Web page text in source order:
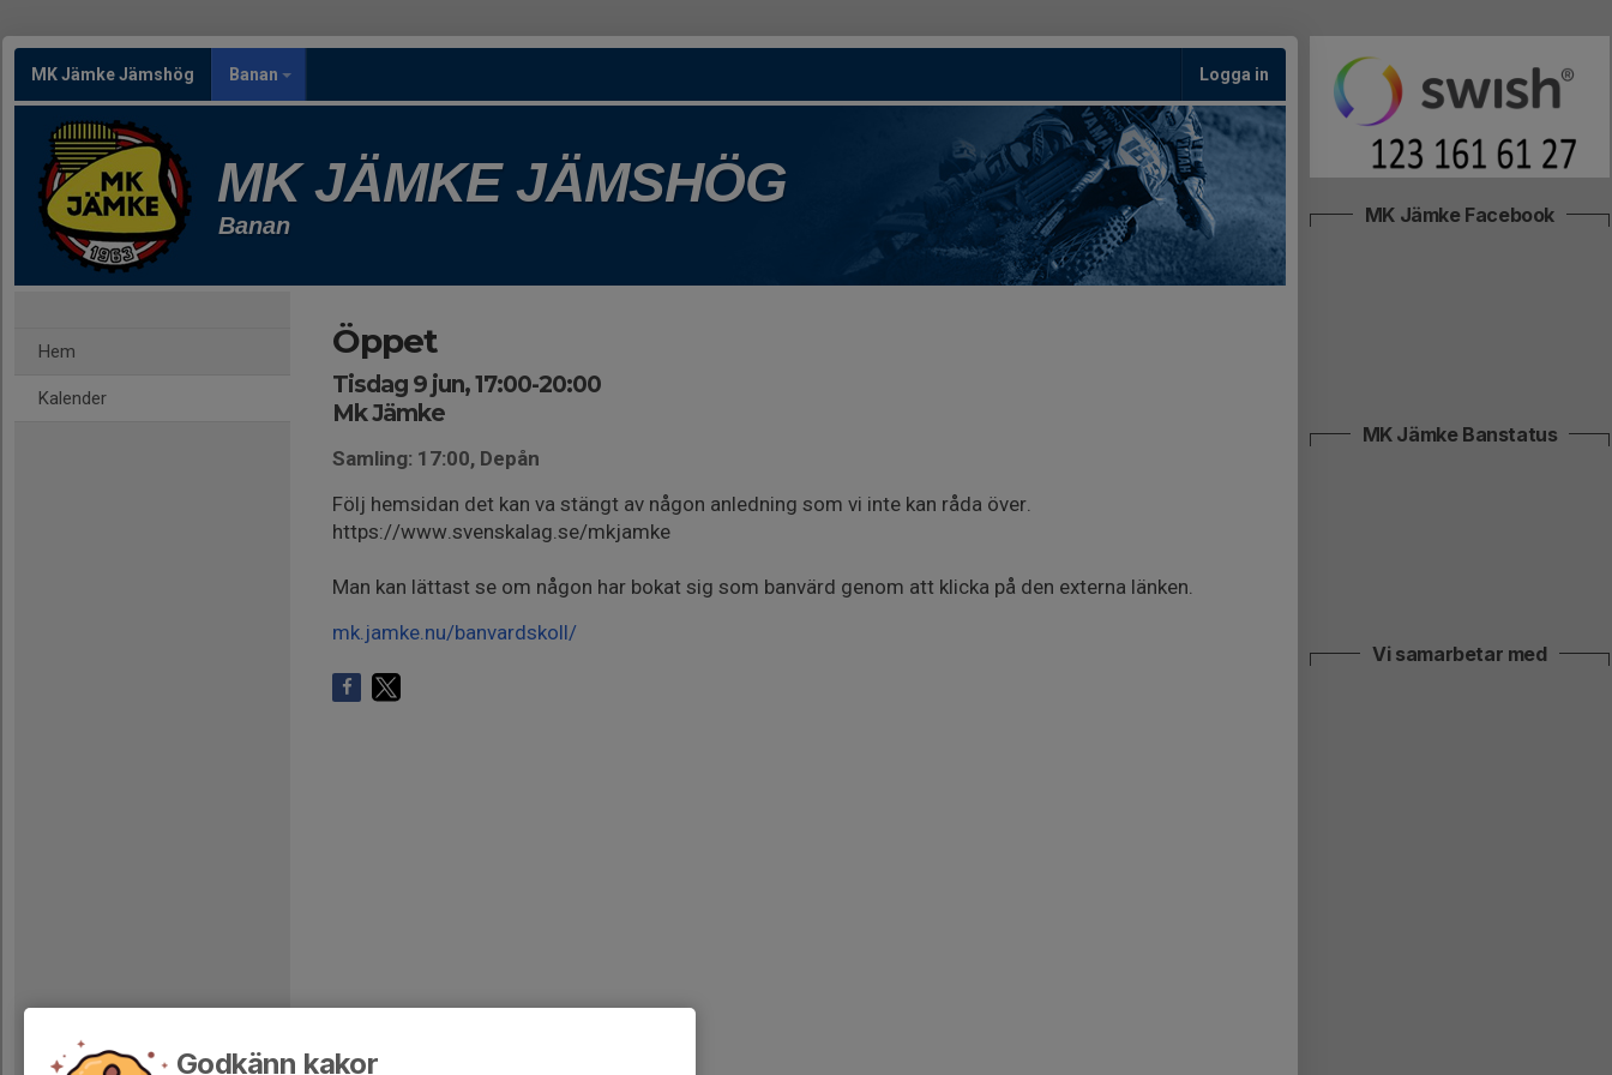
MK Jämke Jämshög Banan Logga in
MK JÄMKE JÄMSHÖG
Banan
Hem
Kalender
Öppet
Tisdag 9 jun, 17:00-20:00
Mk Jämke
Samling: 17:00, Depån
Följ hemsidan det kan va stängt av någon anledning som vi inte kan råda över.
https://www.svenskalag.se/mkjamke
Man kan lättast se om någon har bokat sig som banvärd genom att klicka på den externa länken.
mk.jamke.nu/banvardskoll/
MK Jämke Facebook
MK Jämke Banstatus
Vi samarbetar med
Godkänn kakor